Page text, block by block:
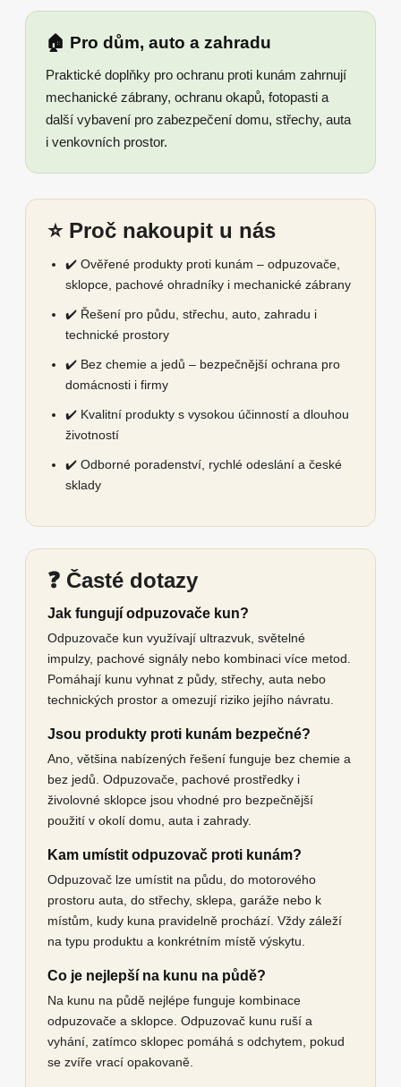
🏠 Pro dům, auto a zahradu
Praktické doplňky pro ochranu proti kunám zahrnují
mechanické zábrany, ochranu okapů, fotopasti a
další vybavení pro zabezpečení domu, střechy, auta
i venkovních prostor.
⭐ Proč nakoupit u nás
✔️ Ověřené produkty proti kunám – odpuzovače,
sklopce, pachové ohradníky i mechanické zábrany
✔️ Řešení pro půdu, střechu, auto, zahradu i
technické prostory
✔️ Bez chemie a jedů – bezpečnější ochrana pro
domácnosti i firmy
✔️ Kvalitní produkty s vysokou účinností a dlouhou
životností
✔️ Odborné poradenství, rychlé odeslání a české
sklady
❓ Časté dotazy
Jak fungují odpuzovače kun?
Odpuzovače kun využívají ultrazvuk, světelné
impulzy, pachové signály nebo kombinaci více metod.
Pomáhají kunu vyhnat z půdy, střechy, auta nebo
technických prostor a omezují riziko jejího návratu.
Jsou produkty proti kunám bezpečné?
Ano, většina nabízených řešení funguje bez chemie a
bez jedů. Odpuzovače, pachové prostředky i
živolovné sklopce jsou vhodné pro bezpečnější
použití v okolí domu, auta i zahrady.
Kam umístit odpuzovač proti kunám?
Odpuzovač lze umístit na půdu, do motorového
prostoru auta, do střechy, sklepa, garáže nebo k
místům, kudy kuna pravidelně prochází. Vždy záleží
na typu produktu a konkrétním místě výskytu.
Co je nejlepší na kunu na půdě?
Na kunu na půdě nejlépe funguje kombinace
odpuzovače a sklopce. Odpuzovač kunu ruší a
vyhání, zatímco sklopec pomáhá s odchytem, pokud
se zvíře vrací opakovaně.